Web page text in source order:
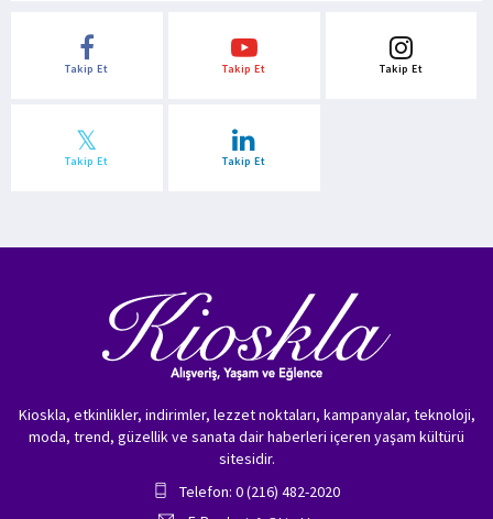
Takip Et Takip Et Takip Et
Takip Et Takip Et
Kioskla, etkinlikler, indirimler, lezzet noktaları, kampanyalar, teknoloji,
moda, trend, güzellik ve sanata dair haberleri içeren yaşam kültürü
sitesidir.
Telefon: 0 (216) 482-2020